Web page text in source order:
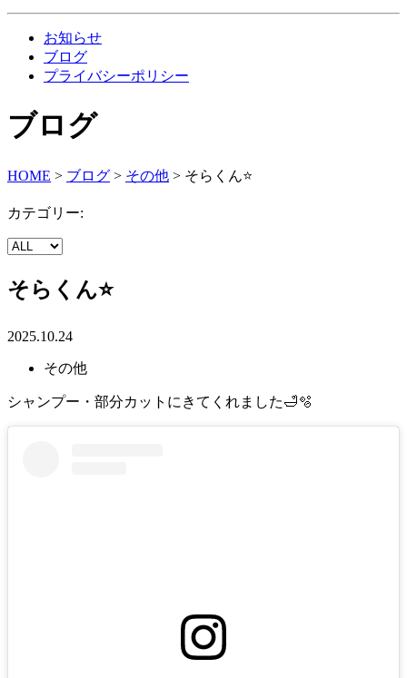
お知らせ
ブログ
プライバシーポリシー
ブログ
HOME > ブログ > その他 > そらくん⭐️
カテゴリー:
そらくん⭐️
2025.10.24
その他
シャンプー・部分カットにきてくれました🛁🫧